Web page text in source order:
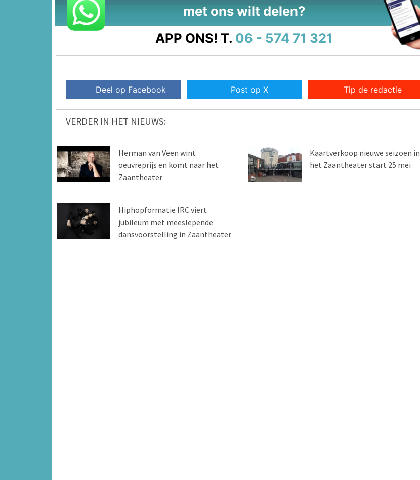
met ons wilt delen?
APP ONS! T. 06 - 574 71 321
Deel op Facebook Post op X Tip de redactie
VERDER IN HET NIEUWS:
Herman van Veen wint
oeuvreprijs en komt naar het
Zaantheater
Kaartverkoop nieuwe seizoen in
het Zaantheater start 25 mei
Hiphopformatie IRC viert
jubileum met meeslepende
dansvoorstelling in Zaantheater